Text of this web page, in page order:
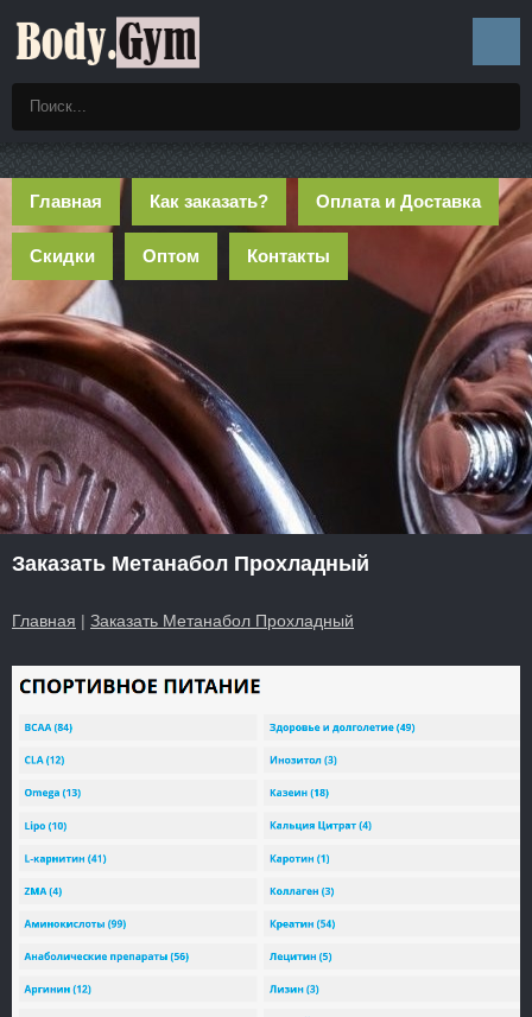
Главная Как заказать? Оплата и Доставка
Скидки Оптом Контакты
Заказать Метанабол Прохладный
Главная | Заказать Метанабол Прохладный